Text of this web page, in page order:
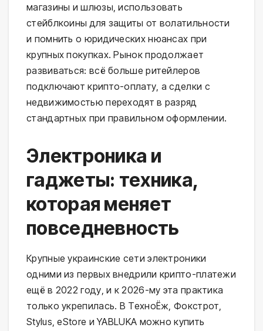
магазины и шлюзы, использовать
стейблкоины для защиты от волатильности
и помнить о юридических нюансах при
крупных покупках. Рынок продолжает
развиваться: всё больше ритейлеров
подключают крипто-оплату, а сделки с
недвижимостью переходят в разряд
стандартных при правильном оформлении.
Электроника и
гаджеты: техника,
которая меняет
повседневность
Крупные украинские сети электроники
одними из первых внедрили крипто-платежи
ещё в 2022 году, и к 2026-му эта практика
только укрепилась. В ТехноЁж, Фокстрот,
Stylus, eStore и YABLUKA можно купить